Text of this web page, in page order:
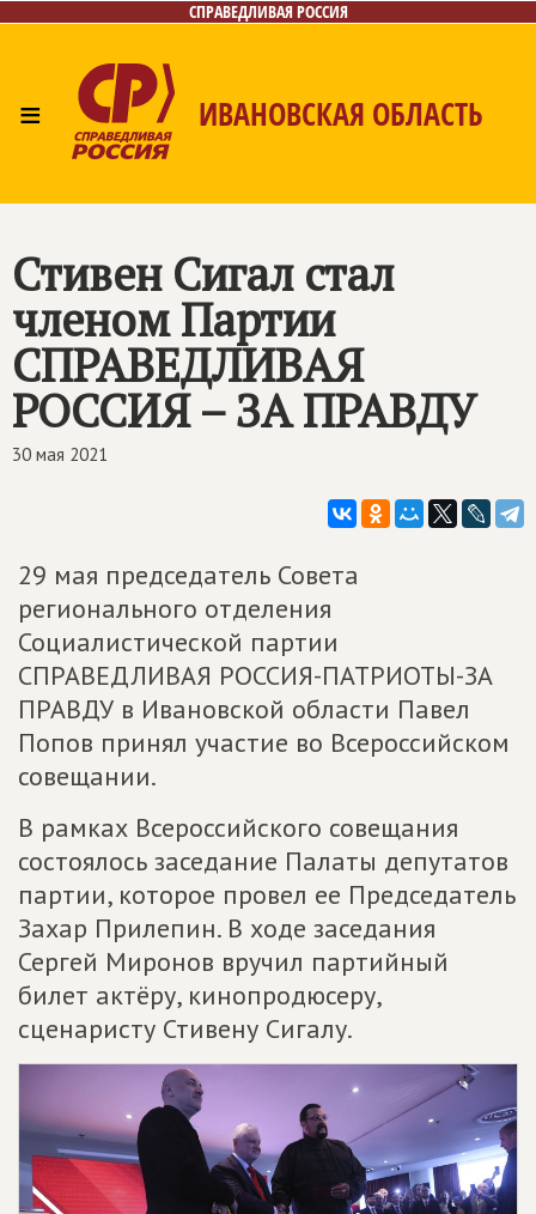
СПРАВЕДЛИВАЯ РОССИЯ
≡ ИВАНОВСКАЯ ОБЛАСТЬ
Стивен Сигал стал
членом Партии
СПРАВЕДЛИВАЯ
РОССИЯ – ЗА ПРАВДУ
30 мая 2021
29 мая председатель Совета
регионального отделения
Социалистической партии
СПРАВЕДЛИВАЯ РОССИЯ-ПАТРИОТЫ-ЗА
ПРАВДУ в Ивановской области Павел
Попов принял участие во Всероссийском
совещании.
В рамках Всероссийского совещания
состоялось заседание Палаты депутатов
партии, которое провел ее Председатель
Захар Прилепин. В ходе заседания
Сергей Миронов вручил партийный
билет актёру, кинопродюсеру,
сценаристу Стивену Сигалу.